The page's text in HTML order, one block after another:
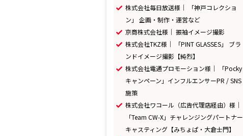
株式会社毎日放送様｜ 「神戸コレクショ
ン」 企画・制作・運営など
京商株式会社様｜ 振袖イメージ撮影
株式会社TKZ様｜ 「PINT GLASSES」 ブラ
ンドイメージ撮影【純烈】
株式会社電通プロモーション様｜ 「Pocky
キャンペーン」インフルエンサーPR / SNS
施策
株式会社ワコール（広告代理店経由）様｜
「Team CW-X」チャレンジングパートナー
キャスティング【みちょぱ・大倉士門】